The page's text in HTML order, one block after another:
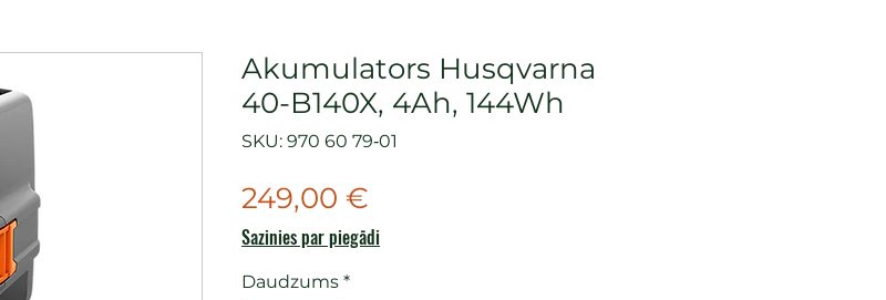
Akumulators Husqvarna
40-B140X, 4Ah, 144Wh
SKU: 970 60 79‑01
249,00 €
Sazinies par piegādi
Daudzums *